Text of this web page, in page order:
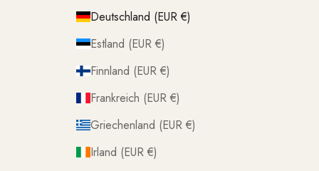
Deutschland (EUR €)
Estland (EUR €)
Finnland (EUR €)
Frankreich (EUR €)
Griechenland (EUR €)
Irland (EUR €)